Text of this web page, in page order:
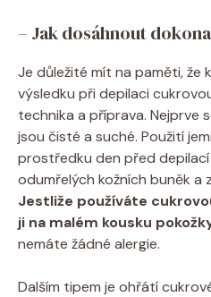
– Jak dosáhnout
Je důležité mít na paměti, že
výsledku při depilaci
technika a příprava. Nejprve
jsou čisté a suché. Použití
prostředku den před
odumřelých kožních buněk a
Jestliže používáte
ji na malém kousku
nemáte žádné alergie.
Dalším tipem je ohřátí